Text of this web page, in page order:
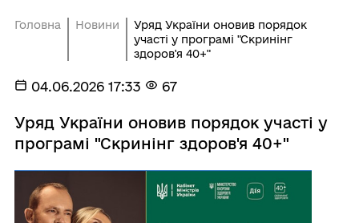
Головна Новини
Уряд України оновив порядок
участі у програмі "Скринінг
здоров'я 40+"
04.06.2026 17:33 67
Уряд України оновив порядок участі у
програмі "Скринінг здоров'я 40+"